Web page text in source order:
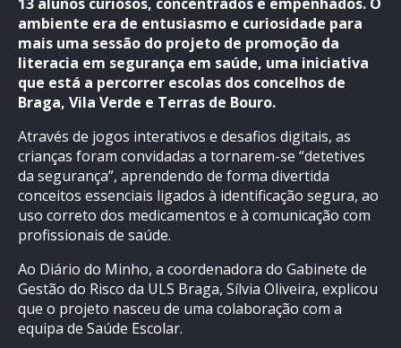
ambiente era de entusiasmo e curiosidade para
mais uma sessão do projeto de promoção da
literacia em segurança em saúde, uma iniciativa
que está a percorrer escolas dos concelhos de
Braga, Vila Verde e Terras de Bouro.
Através de jogos interativos e desafios digitais, as
crianças foram convidadas a tornarem-se “detetives
da segurança”, aprendendo de forma divertida
conceitos essenciais ligados à identificação segura, ao
uso correto dos medicamentos e à comunicação com
profissionais de saúde.
Ao Diário do Minho, a coordenadora do Gabinete de
Gestão do Risco da ULS Braga, Sílvia Oliveira, explicou
que o projeto nasceu de uma colaboração com a
equipa de Saúde Escolar.